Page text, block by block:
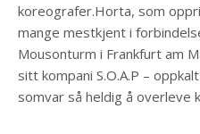
koreografer.Horta, som
mange mestkjent i
Mousonturm i Frankfurt am
sitt kompani S.O.A.P –
somvar så heldig å